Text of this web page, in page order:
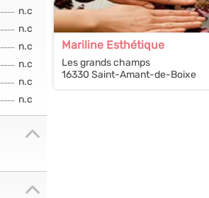
n.c
n.c
n.c
n.c
n.c
n.c
Mariline Esthétique
Les grands champs
16330 Saint-Amant-de-Boixe